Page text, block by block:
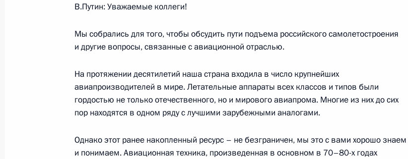
Церемония вручения государственных наград
21 декабря 2006 года, 14:56 Москва, Кремль
20 декабря 2006 года, среда
Выступление на торжественном вечере, посвященном Дню
20 декабря 2006 года, 20:24 Москва, Кремль
В.Путин: Уважаемые коллеги!
Мы собрались для того, чтобы обсудить пути подъема российского самолетостроения
и другие вопросы, связанные с авиационной отраслью.
На протяжении десятилетий наша страна входила в число крупнейших
авиапроизводителей в мире. Летательные аппараты всех классов и типов были
гордостью не только отечественного, но и мирового авиапрома. Многие из них до сих
пор находятся в одном ряду с лучшими зарубежными аналогами.
Однако этот ранее накопленный ресурс – не безграничен, мы это с вами хорошо знаем
и понимаем. Авиационная техника, произведенная в основном в 70–80-х годах